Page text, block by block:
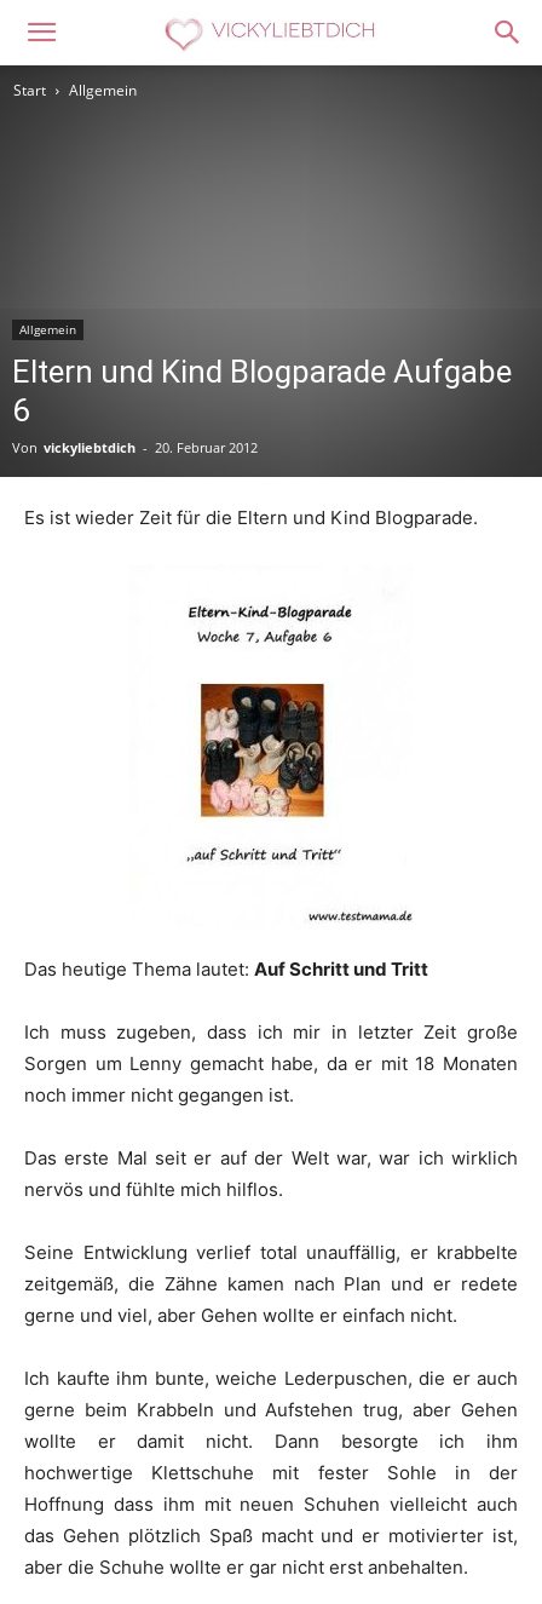
Start Allgemein
Allgemein
Eltern und Kind Blogparade Aufgabe
6
Von vickyliebtdich - 20. Februar 2012
Es ist wieder Zeit für die Eltern und Kind Blogparade.
Das heutige Thema lautet: Auf Schritt und Tritt
Ich muss zugeben, dass ich mir in letzter Zeit große
Sorgen um Lenny gemacht habe, da er mit 18 Monaten
noch immer nicht gegangen ist.
Das erste Mal seit er auf der Welt war, war ich wirklich
nervös und fühlte mich hilflos.
Seine Entwicklung verlief total unauffällig, er krabbelte
zeitgemäß, die Zähne kamen nach Plan und er redete
gerne und viel, aber Gehen wollte er einfach nicht.
Ich kaufte ihm bunte, weiche Lederpuschen, die er auch
gerne beim Krabbeln und Aufstehen trug, aber Gehen
wollte er damit nicht. Dann besorgte ich ihm
hochwertige Klettschuhe mit fester Sohle in der
Hoffnung dass ihm mit neuen Schuhen vielleicht auch
das Gehen plötzlich Spaß macht und er motivierter ist,
aber die Schuhe wollte er gar nicht erst anbehalten.